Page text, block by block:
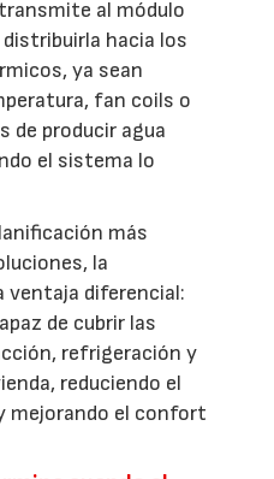
al módulo
hacia los
ya sean
fan coils o
de producir agua
el sistema lo
más
la
ventaja diferencial:
de cubrir las
refrigeración y
reduciendo el
mejorando el confort